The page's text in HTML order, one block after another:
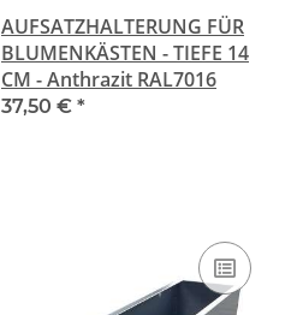
AUFSATZHALTERUNG FÜR
BLUMENKÄSTEN - TIEFE 14
CM - Anthrazit RAL7016
37,50 € *